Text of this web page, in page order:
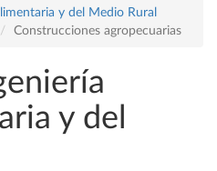
y del Medio Rural
Construcciones agropecuarias
y del